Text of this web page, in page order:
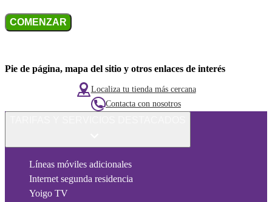
COMENZAR
Pie de página, mapa del sitio y otros enlaces de interés
Localiza tu tienda más cercana
Contacta con nosotros
Líneas móviles adicionales
Internet segunda residencia
Yoigo TV